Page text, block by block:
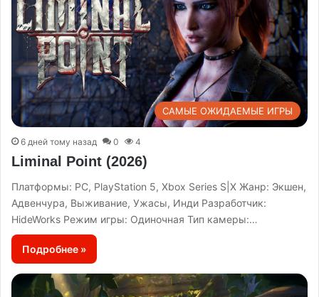
САМЫЕ ОЖИДАЕМЫЕ ИГРЫ
6 дней тому назад 0 4
Liminal Point (2026)
Платформы: PC, PlayStation 5, Xbox Series S|X Жанр: Экшен,
Адвенчура, Выживание, Ужасы, Инди Разработчик:
HideWorks Режим игры: Одиночная Тип камеры:…
Подробнее »